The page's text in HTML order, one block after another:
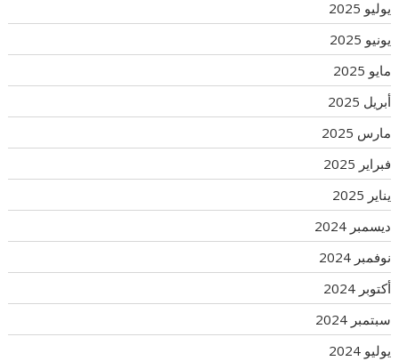
يوليو 2025
يونيو 2025
مايو 2025
أبريل 2025
مارس 2025
فبراير 2025
يناير 2025
ديسمبر 2024
نوفمبر 2024
أكتوبر 2024
سبتمبر 2024
يوليو 2024